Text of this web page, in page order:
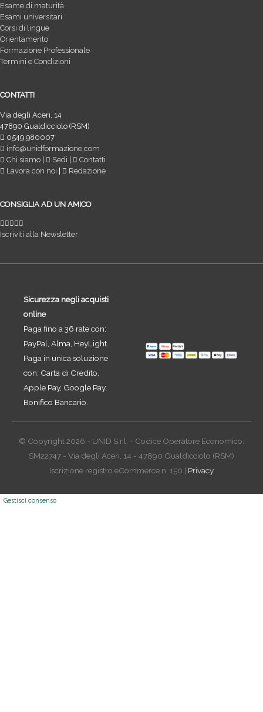
Esame di maturità
Esami universitari
Corsi di lingue
Orientamento
Formazione Professionale
Termini e Condizioni
CONTATTI
Via degli Aceri, 14
47890 Gualdicciolo (RSM)
0549.980007
info@unidformazione.com
Chi siamo
Sedi
Contatti
Lavora con noi
Redazione
CONSIGLIA AD UN AMICO
Iscriviti alla Newsletter
Sicurezza negli acquisti
online
Paga fino a 36 rate con:
PayPal, Alma, HeyLight.
Paga in unica soluzione
con: Carta di Credito,
Apple Pay, Google Pay,
Bonifico Bancario.
© Copyright 2026 - UNID S.r.l. - Codice Operatore Economico:
SM22747 - Via degli Aceri, 14 - 47890 Gualdicciolo (RSM)
Iscrizione registro eCommerce n. 150 | Privacy
Gestisci consenso